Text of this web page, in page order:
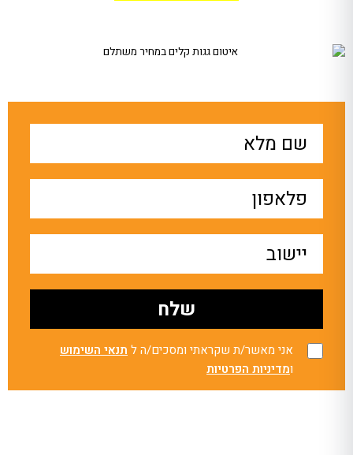
אני מאשר/ת שקראתי ומסכים/ה ל תנאי השימוש
ומדיניות הפרטיות